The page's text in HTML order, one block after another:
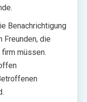
Benachrichtigung
Freunden, die
müssen.